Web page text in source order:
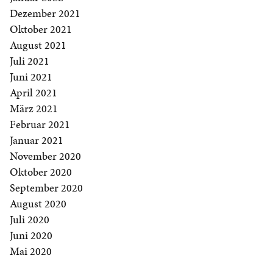
Dezember 2021
Oktober 2021
August 2021
Juli 2021
Juni 2021
April 2021
März 2021
Februar 2021
Januar 2021
November 2020
Oktober 2020
September 2020
August 2020
Juli 2020
Juni 2020
Mai 2020